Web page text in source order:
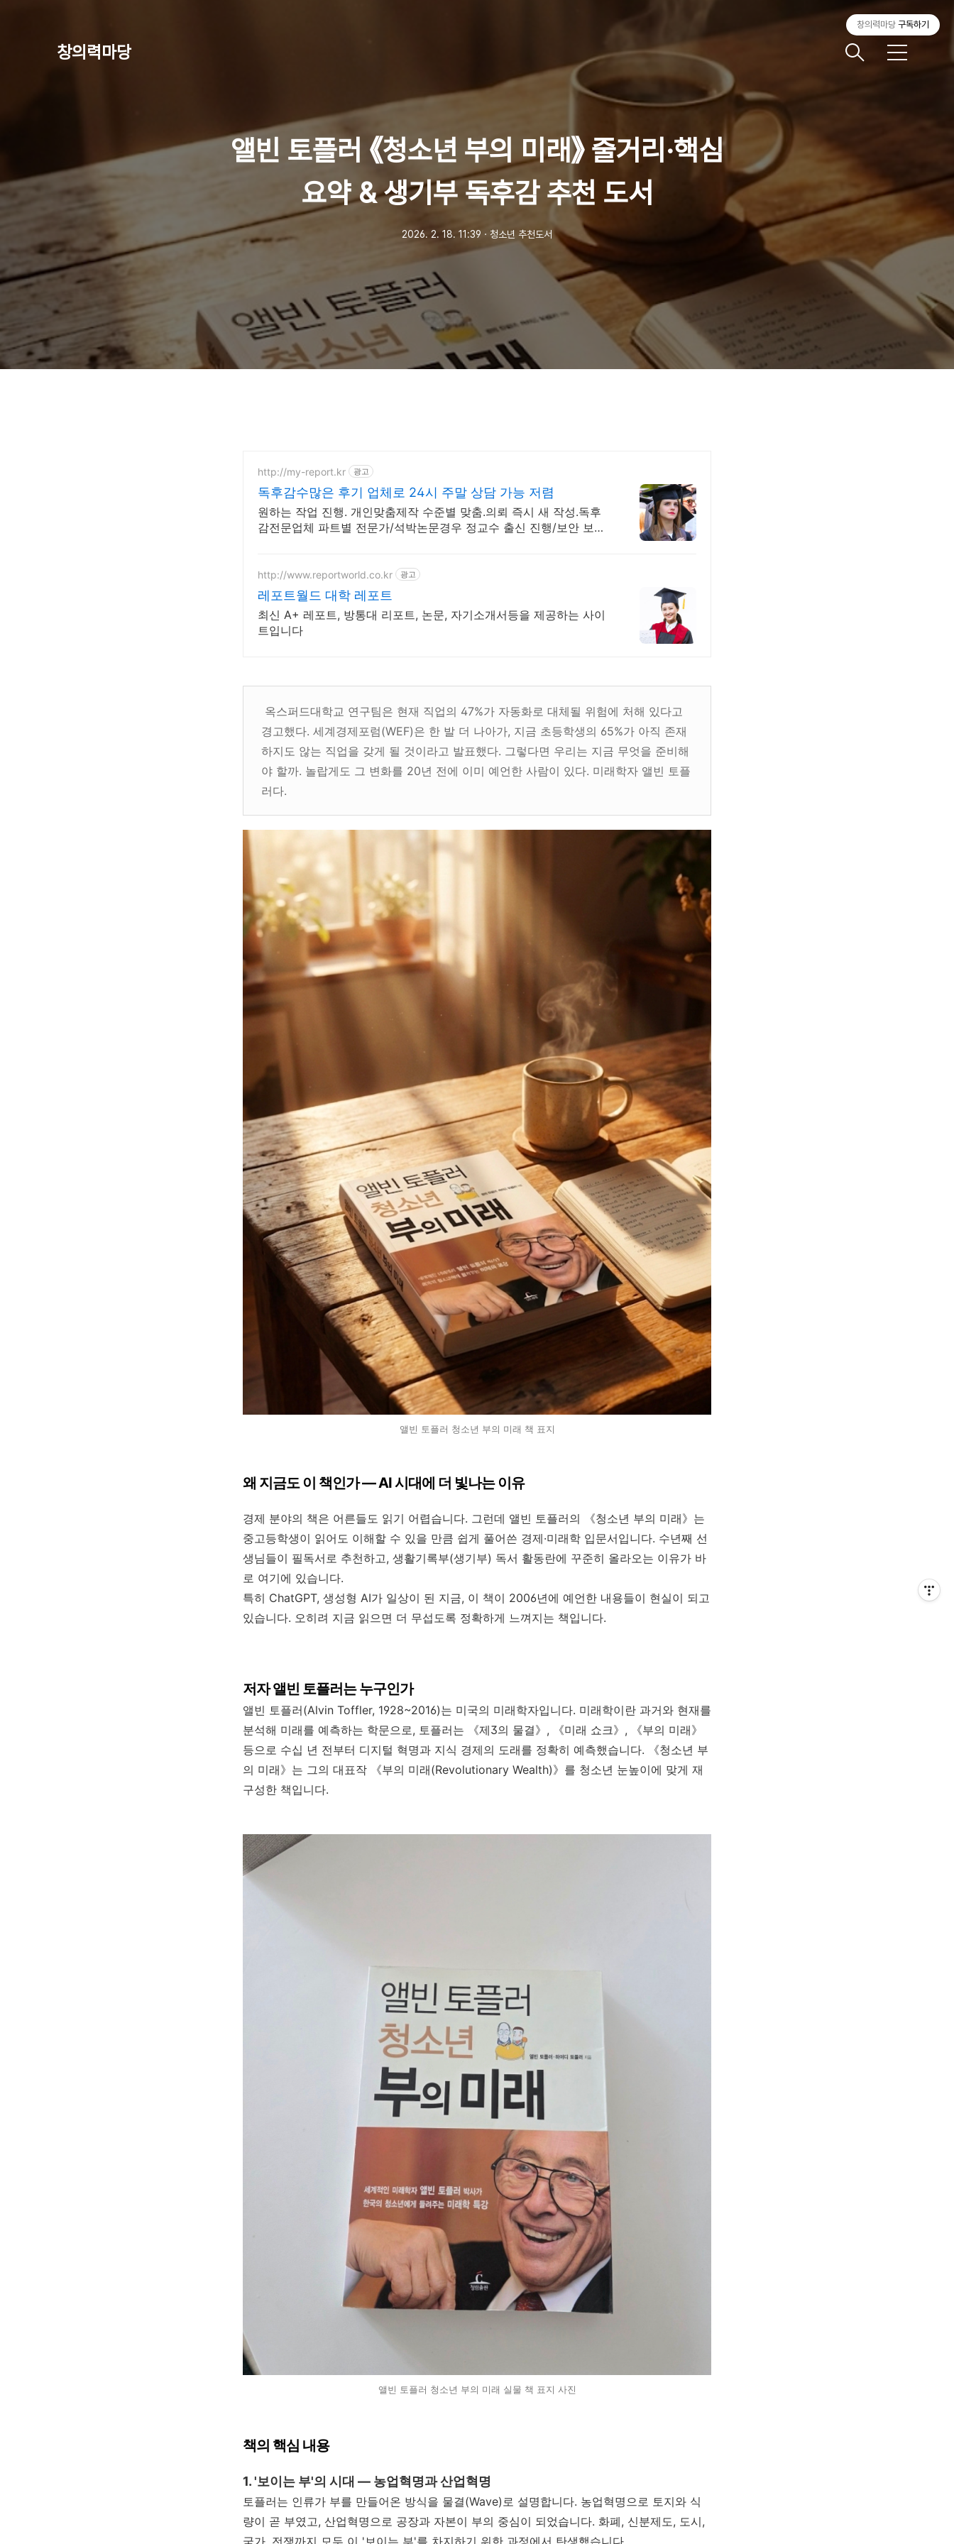
창의력마당
메
앨빈 토플러 《청소년 부의 미래》 줄거리·핵심
요약 & 생기부 독후감 추천 도서
2026. 2. 18. 11:39 ㆍ 청소년 추천도서
http://my-report.kr 광고
독후감수많은 후기 업체로 24시 주말 상담 가능 저렴
원하는 작업 진행. 개인맞춤제작 수준별 맞춤.의뢰 즉시 새 작성.독후
감전문업체 파트별 전문가/석박논문경우 정교수 출신 진행/보안 보장/
http://www.reportworld.co.kr 광고
레포트월드 대학 레포트
최신 A+ 레포트, 방통대 리포트, 논문, 자기소개서등을 제공하는 사이
트입니다
옥스퍼드대학교 연구팀은 현재 직업의 47%가 자동화로 대체될 위험에 처해 있다고
경고했다. 세계경제포럼(WEF)은 한 발 더 나아가, 지금 초등학생의 65%가 아직 존재
하지도 않는 직업을 갖게 될 것이라고 발표했다. 그렇다면 우리는 지금 무엇을 준비해
야 할까. 놀랍게도 그 변화를 20년 전에 이미 예언한 사람이 있다. 미래학자 앨빈 토플
러다.
앨빈 토플러 청소년 부의 미래 책 표지
왜 지금도 이 책인가 — AI 시대에 더 빛나는 이유
경제 분야의 책은 어른들도 읽기 어렵습니다. 그런데 앨빈 토플러의 《청소년 부의 미래》는
중고등학생이 읽어도 이해할 수 있을 만큼 쉽게 풀어쓴 경제·미래학 입문서입니다. 수년째 선
생님들이 필독서로 추천하고, 생활기록부(생기부) 독서 활동란에 꾸준히 올라오는 이유가 바
로 여기에 있습니다.
특히 ChatGPT, 생성형 AI가 일상이 된 지금, 이 책이 2006년에 예언한 내용들이 현실이 되고
있습니다. 오히려 지금 읽으면 더 무섭도록 정확하게 느껴지는 책입니다.
저자 앨빈 토플러는 누구인가
앨빈 토플러(Alvin Toffler, 1928~2016)는 미국의 미래학자입니다. 미래학이란 과거와 현재를
분석해 미래를 예측하는 학문으로, 토플러는 《제3의 물결》, 《미래 쇼크》, 《부의 미래》
등으로 수십 년 전부터 디지털 혁명과 지식 경제의 도래를 정확히 예측했습니다. 《청소년 부
의 미래》는 그의 대표작 《부의 미래(Revolutionary Wealth)》를 청소년 눈높이에 맞게 재
구성한 책입니다.
앨빈 토플러 청소년 부의 미래 실물 책 표지 사진
책의 핵심 내용
1. '보이는 부'의 시대 — 농업혁명과 산업혁명
토플러는 인류가 부를 만들어온 방식을 물결(Wave)로 설명합니다. 농업혁명으로 토지와 식
량이 곧 부였고, 산업혁명으로 공장과 자본이 부의 중심이 되었습니다. 화폐, 신분제도, 도시,
창의력마당 구독하기